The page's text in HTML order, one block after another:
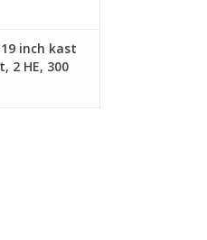
inch kast
2 HE, 300